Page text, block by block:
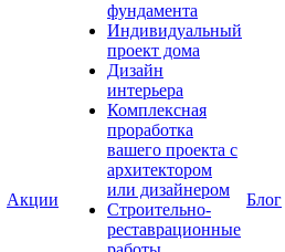
Акции
фундамента
Индивидуальный
проект дома
Дизайн
интерьера
Комплексная
проработка
вашего проекта с
архитектором
или дизайнером
Строительно-
реставрационные
Блог